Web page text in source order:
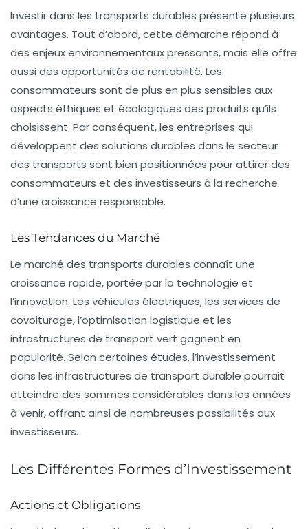
Investir dans les transports durables présente plusieurs
avantages. Tout d’abord, cette démarche répond à
des enjeux environnementaux pressants, mais elle offre
aussi des opportunités de rentabilité. Les
consommateurs sont de plus en plus sensibles aux
aspects éthiques et écologiques des produits qu’ils
choisissent. Par conséquent, les entreprises qui
développent des solutions durables dans le secteur
des transports sont bien positionnées pour attirer des
consommateurs et des investisseurs à la recherche
d’une croissance responsable.
Les Tendances du Marché
Le marché des transports durables connaît une
croissance rapide, portée par la technologie et
l’innovation. Les véhicules électriques, les services de
covoiturage, l’optimisation logistique et les
infrastructures de transport vert gagnent en
popularité. Selon certaines études, l’investissement
dans les infrastructures de transport durable pourrait
atteindre des sommes considérables dans les années
à venir, offrant ainsi de nombreuses possibilités aux
investisseurs.
Les Différentes Formes d’Investissement
Actions et Obligations